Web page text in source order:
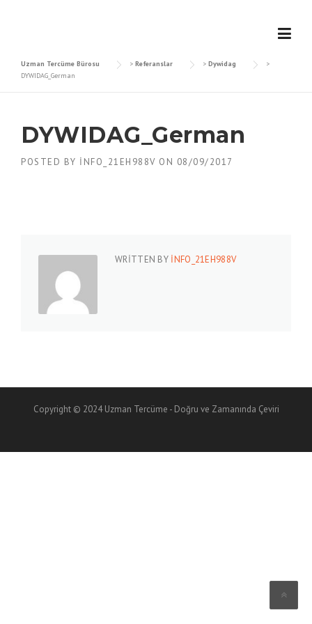
Uzman Tercüme Bürosu > Referanslar > Dywidag
>
DYWIDAG_German
DYWIDAG_German
POSTED BY INFO_21EH988V ON 08/09/2017
WRITTEN BY INFO_21EH988V
Copyright © 2024 Uzman Tercüme - Doğru ve Zamanında Çeviri